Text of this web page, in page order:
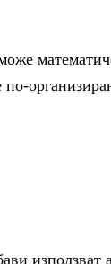
по-
използват